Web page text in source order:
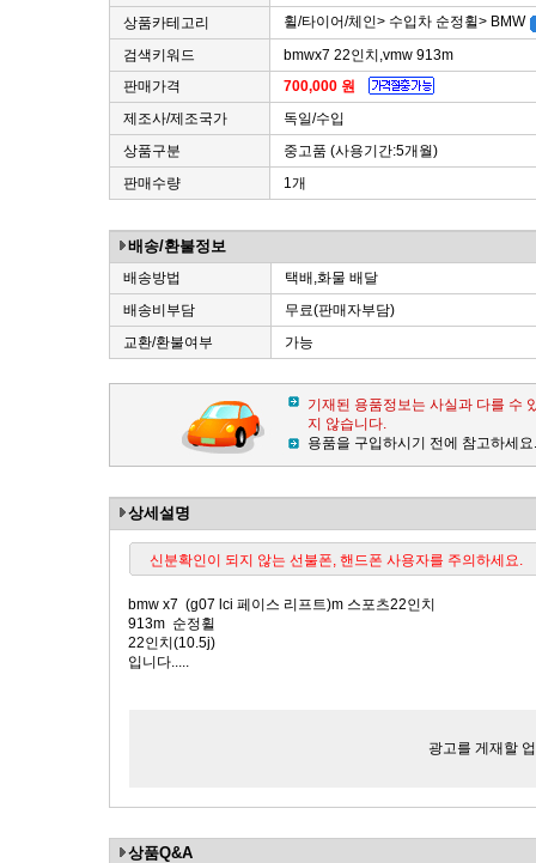
상품카테고리
휠/타이어/체인> 수입차 순정휠> BMW
검색키워드
bmwx7 22인치,vmw 913m
판매가격
700,000 원
제조사/제조국가
독일/수입
상품구분
중고품 (사용기간:5개월)
판매수량
1개
배송/환불정보
배송방법
택배,화물 배달
배송비부담
무료(판매자부담)
교환/환불여부
가능
기재된 용품정보는 사실과 다를 수
지 않습니다.
용품을 구입하시기 전에 참고하세
상세설명
신분확인이 되지 않는 선불폰, 핸드폰 사용자를 주의하세요.
bmw x7 (g07 lci 페이스 리프트)m 스포츠22인치
913m 순정휠
22인치(10.5j)
입니다.....
광고를 게재할
상품Q&A